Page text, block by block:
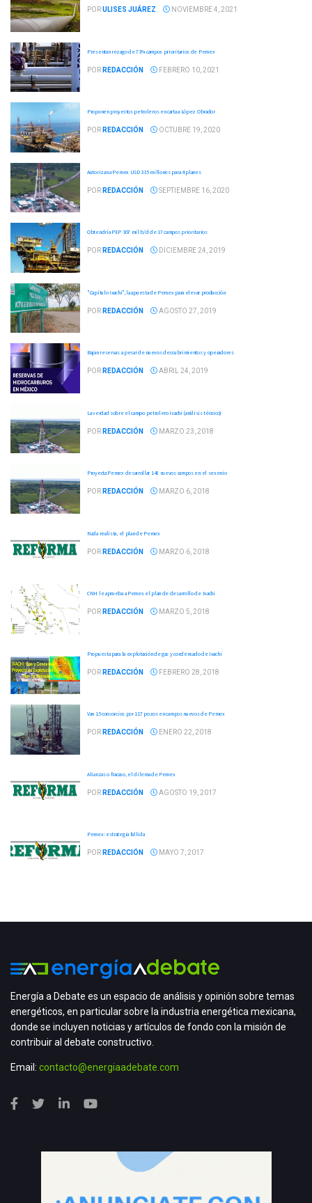
PORULISES JUÁREZ NOVIEMBRE 4, 2021
Presentan rezago de 73% campos prioritarios de Pemex
POR REDACCIÓN FEBRERO 10, 2021
Proponen proyectos petroleros en carta a López Obrador
POR REDACCIÓN OCTUBRE 19, 2020
Autorizan a Pemex USD 335 millones para 4 planes
POR REDACCIÓN SEPTIEMBRE 16, 2020
Obtendría PEP 307 mil b/d de 17 campos prioritarios
POR REDACCIÓN DICIEMBRE 24, 2019
"Capítulo Ixachi", la apuesta de Pemex para elevar producción
POR REDACCIÓN AGOSTO 27, 2019
Bajan reservas a pesar de nuevos descubrimientos y operadores
POR REDACCIÓN ABRIL 24, 2019
La verdad sobre el campo petrolero Ixachi (análisis técnico)
POR REDACCIÓN MARZO 23, 2018
Proyecta Pemex desarrollar 148 nuevos campos en el sexenio
POR REDACCIÓN MARZO 6, 2018
Nada realista, el plan de Pemex
POR REDACCIÓN MARZO 6, 2018
CNH le aprueba a Pemex el plan de desarrollo de Ixachi
POR REDACCIÓN MARZO 5, 2018
Propuesta para la explotación de gas y condensado de Ixachi
POR REDACCIÓN FEBRERO 28, 2018
Van 15 consorcios por 117 pozos en campos nuevos de Pemex
POR REDACCIÓN ENERO 22, 2018
Alianzas o fracaso, el dilema de Pemex
POR REDACCIÓN AGOSTO 19, 2017
Pemex: estrategia fallida
POR REDACCIÓN MAYO 7, 2017
Energía a Debate es un espacio de análisis y opinión sobre temas
energéticos, en particular sobre la industria energética mexicana,
donde se incluyen noticias y artículos de fondo con la misión de
contribuir al debate constructivo.
Email: contacto@energiaadebate.com